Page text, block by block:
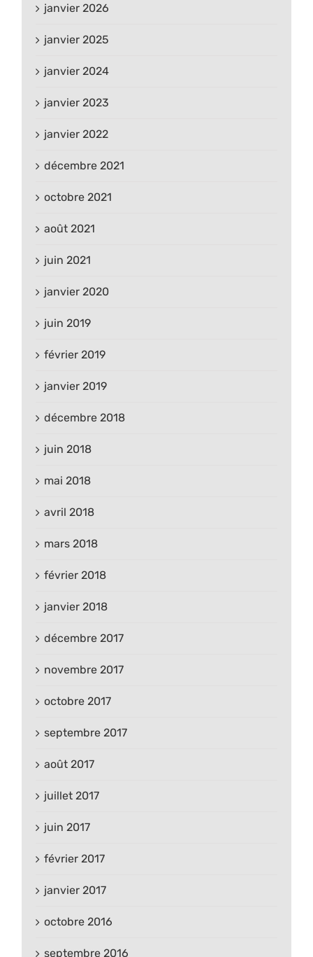
janvier 2026
janvier 2025
janvier 2024
janvier 2023
janvier 2022
décembre 2021
octobre 2021
août 2021
juin 2021
janvier 2020
juin 2019
février 2019
janvier 2019
décembre 2018
juin 2018
mai 2018
avril 2018
mars 2018
février 2018
janvier 2018
décembre 2017
novembre 2017
octobre 2017
septembre 2017
août 2017
juillet 2017
juin 2017
février 2017
janvier 2017
octobre 2016
septembre 2016